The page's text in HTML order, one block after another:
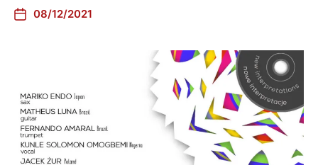
08/12/2021